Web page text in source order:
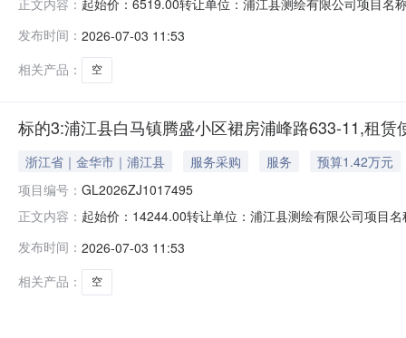
正文内容：
发布时间： 2026-07-03 11:53
相关产品：
空
标的3:浦江县白马镇腾盛小区裙房浦峰路633-11,租赁
浙江省｜金华市｜浦江县 服务采购 服务
预算1.42万元
项目编号： GL2026ZJ1017495
正文内容： 起始价：14244.00转让单位：浦江县测绘有限公司项目
发布时间： 2026-07-03 11:53
相关产品：
空